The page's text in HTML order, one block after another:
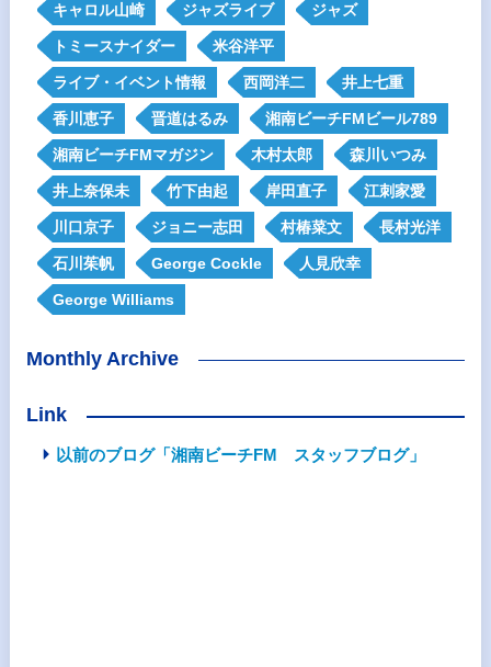
キャロル山崎 ジャズライブ ジャズ
トミースナイダー 米谷洋平
ライブ・イベント情報 西岡洋二 井上七重
香川恵子 晋道はるみ 湘南ビーチFMビール789
湘南ビーチFMマガジン 木村太郎 森川いつみ
井上奈保未 竹下由起 岸田直子 江刺家愛
川口京子 ジョニー志田 村椿菜文 長村光洋
石川茱帆 George Cockle 人見欣幸
George Williams
Monthly Archive
Link
以前のブログ「湘南ビーチFM スタッフブログ」